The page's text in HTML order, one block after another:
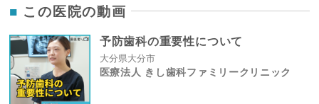
この医院の動画
予防歯科の重要性について
大分県大分市
医療法人 きし歯科ファミリークリニック